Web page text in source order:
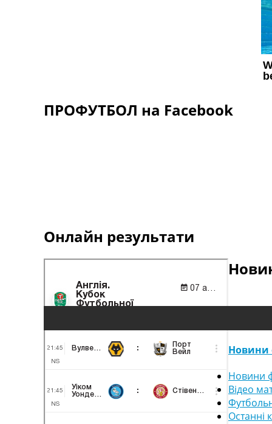
ПРОФУТБОЛ на Facebook
Онлайн результати
Новини
Новини
Відео
Останні